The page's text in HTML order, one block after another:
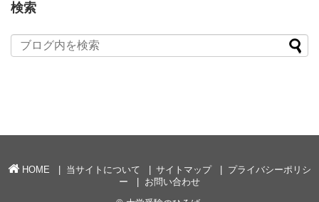
検索
HOME 当サイトについて サイトマップ
プライバシーポリシ
ー
お問い合わせ